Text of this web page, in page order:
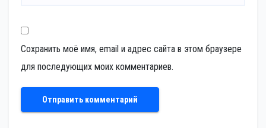
Сохранить моё имя, email и адрес сайта в этом браузере
для последующих моих комментариев.